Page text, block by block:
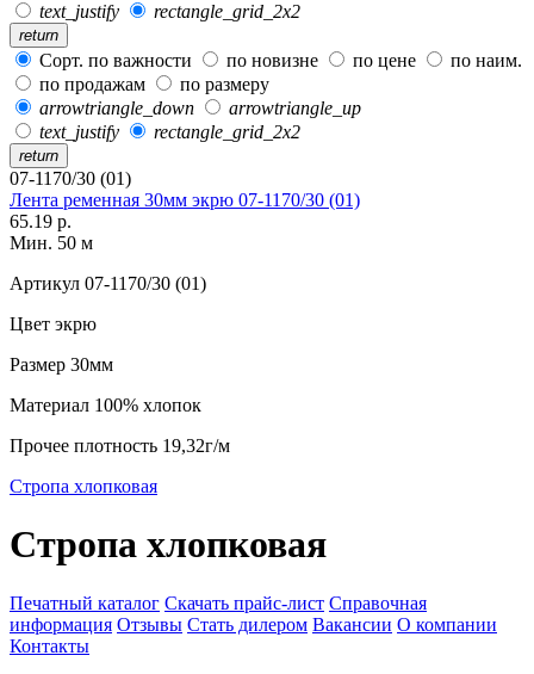
text_justify
rectangle_grid_2x2
return
Сорт. по важности по новизне по цене
по наим.
по продажам
по размеру
arrowtriangle_down
arrowtriangle_up
text_justify
rectangle_grid_2x2
return
07-1170/30 (01)
Лента ременная 30мм экрю 07-1170/30 (01)
65.19 р.
Мин. 50 м
Артикул 07-1170/30 (01)
Цвет экрю
Размер 30мм
Материал 100% хлопок
Прочее плотность 19,32г/м
Стропа хлопковая
Стропа хлопковая
Печатный каталог Скачать прайс-лист Справочная
информация Отзывы Стать дилером Вакансии О компании
Контакты